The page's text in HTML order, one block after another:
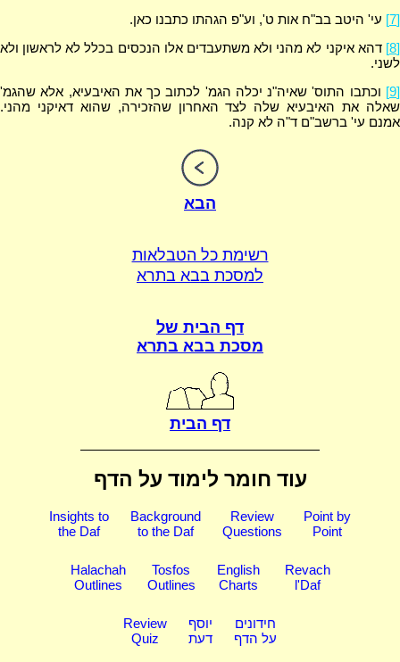
[7]
עי' היטב בב"ח אות ט', וע"פ הגהתו כתבנו כאן.
[8]
דהא איקני לא מהני ולא משתעבדים אלו הנכסים בכלל לא לראשון ולא
לשני.
[9]
וכתבו התוס' שאיה"נ יכלה הגמ' לכתוב כך את האיבעיא, אלא שהגמ'
שאלה את האיבעיא שלה לצד האחרון שהזכירה, שהוא דאיקני מהני.
אמנם עי' ברשב"ם ד"ה לא קנה.
הבא
רשימת כל הטבלאות
למסכת בבא בתרא
דף הבית של
מסכת בבא בתרא
דף הבית
עוד חומר לימוד על הדף
Insights to
the Daf
Background
to the Daf
Review
Questions
Point by
Point
Halachah
Outlines
Tosfos
Outlines
English
Charts
Revach
l'Daf
Review
Quiz
יוסף
דעת
חידונים
על הדף